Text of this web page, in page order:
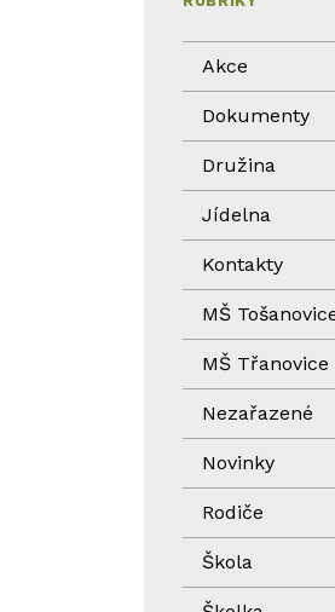
Akce
Dokumenty
Družina
Jídelna
Kontakty
MŠ
MŠ Třanovice
Nezařazené
Novinky
Rodiče
Škola